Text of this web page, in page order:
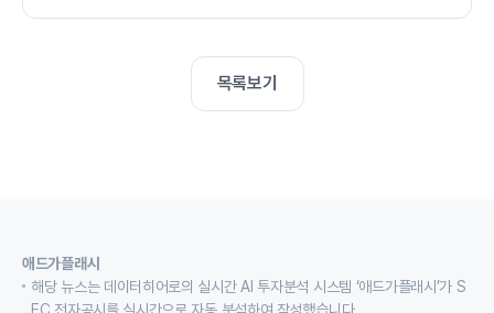
목록보기
애드가플래시
해당 뉴스는 데이터히어로의 실시간 AI 투자분석 시스템 ‘애드가플래시’가 S